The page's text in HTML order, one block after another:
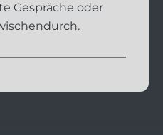
Gespräche oder